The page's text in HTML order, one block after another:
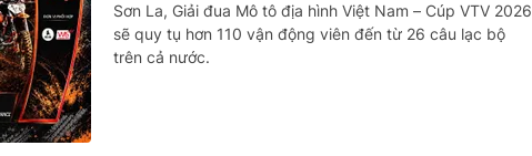
Sơn La, Giải đua Mô tô địa hình Việt Nam – Cúp VTV 2026
sẽ quy tụ hơn 110 vận động viên đến từ 26 câu lạc bộ
trên cả nước.